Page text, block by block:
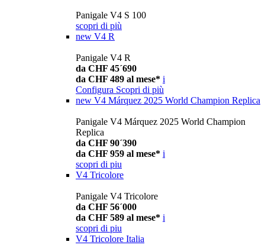
Panigale V4 S 100
scopri di più
new V4 R
Panigale V4 R
da CHF 45´690
da CHF 489 al mese* i
Configura Scopri di più
new V4 Márquez 2025 World Champion Replica
Panigale V4 Márquez 2025 World Champion
Replica
da CHF 90´390
da CHF 959 al mese* i
scopri di piu
V4 Tricolore
Panigale V4 Tricolore
da CHF 56´000
da CHF 589 al mese* i
scopri di piu
V4 Tricolore Italia